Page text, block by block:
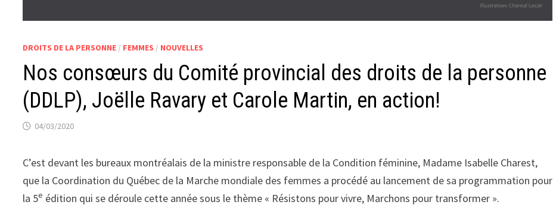
DROITS DE LA PERSONNE / FEMMES / NOUVELLES
Nos consœurs du Comité provincial des droits de la personne
(DDLP), Joëlle Ravary et Carole Martin, en action!
04/03/2020
C’est devant les bureaux montréalais de la ministre responsable de la Condition féminine, Madame Isabelle Charest,
que la Coordination du Québec de la Marche mondiale des femmes a procédé au lancement de sa programmation pour
la 5e édition qui se déroule cette année sous le thème « Résistons pour vivre, Marchons pour transformer ».